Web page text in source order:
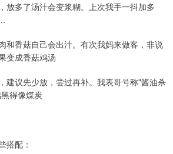
放多了汤汁会变浆糊。上次我手一抖加多
和香菇自己会出汁。有次我妈来做客，非说
变成香菇鸡汤
建议先少放，尝过再补。我表哥号称"酱油杀
得像煤炭
搭配：